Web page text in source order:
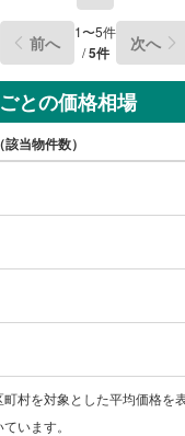
前へ 1〜5件
/5件 次へ
との価格相場
当物件数）
村を対象とした平均価格を
います。